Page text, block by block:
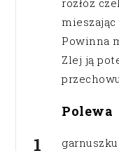
rozłóż
mieszając
Powinna
Zlej ją
Polewa